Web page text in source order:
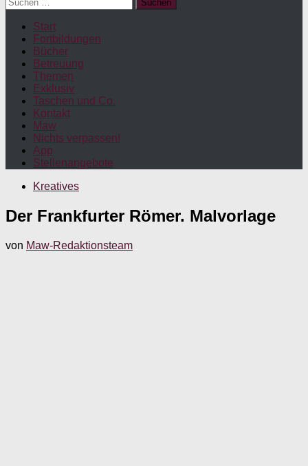
nach:
Start
Fortbildungen
Bücher
Betreuung
Themen
Exklusiv
Taschen und Co.
Kontakt
Maw
Nichts verpassen!
App
Stellenangebote
Kreatives
Der Frankfurter Römer. Malvorlage
von Maw-Redaktionsteam